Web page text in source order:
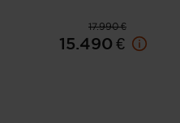
17.990 €
15.490 €